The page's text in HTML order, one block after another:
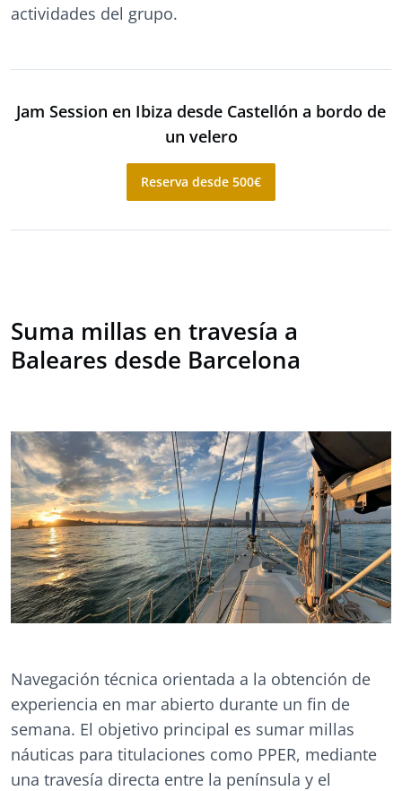
actividades del grupo.
Jam Session en Ibiza desde Castellón a bordo de
un velero
Reserva desde 500€
Suma millas en travesía a
Baleares desde Barcelona
Navegación técnica orientada a la obtención de
experiencia en mar abierto durante un fin de
semana. El objetivo principal es sumar millas
náuticas para titulaciones como PPER, mediante
una travesía directa entre la península y el